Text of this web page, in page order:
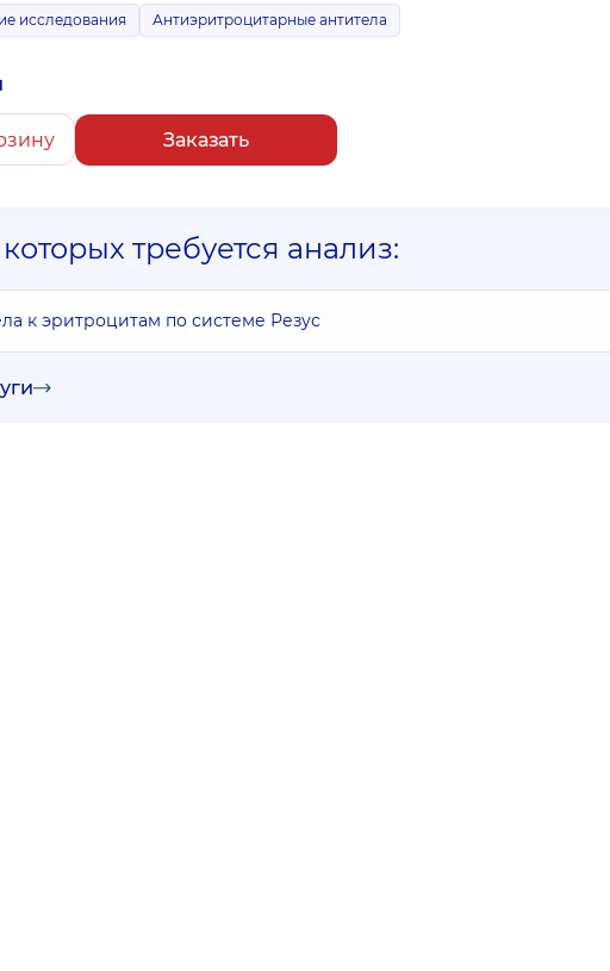
исследования Антиэритроцитарные антитела
Заказать
требуется анализ:
к эритроцитам по системе Резус